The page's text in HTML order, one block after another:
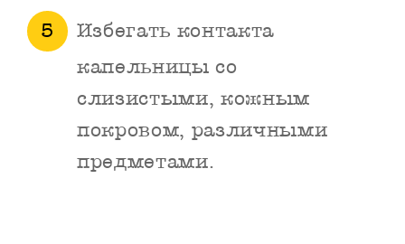
Избегать контакта
капельницы со
слизистыми, кожным
покровом, различными
предметами.